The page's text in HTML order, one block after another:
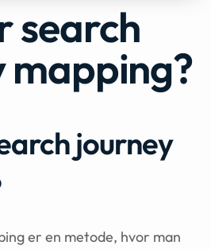
search
mapping?
journey
er en metode, hvor man